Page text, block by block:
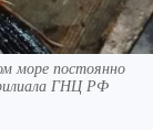
море постоянно
ГНЦ РФ